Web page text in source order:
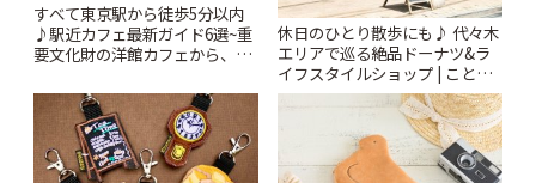
すべて東京駅から徒歩5分以内
♪駅近カフェ最新ガイド6選~重
要文化財の洋館カフェから、改
りっぷ
休日のひとり散歩にも♪ 代々木
エリアで巡る絶品ドーナツ&ラ
イフスタイルショップ | ことり
っぷ